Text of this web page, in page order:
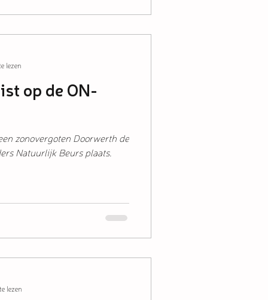
op de ON-
zonovergoten Doorwerth de
Natuurlijk Beurs plaats.
lezen
lezen